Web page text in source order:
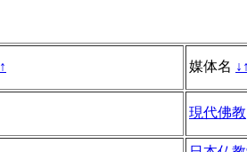
↑ 媒体名 ↓
現代佛教